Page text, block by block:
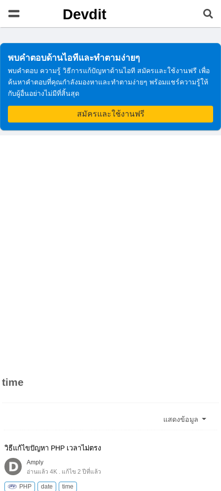
Devdit
พบคำตอบด้านไอทีและทำตามง่ายๆ
พบคำตอบ ความรู้ วิธีการแก้ปัญหาด้านไอที สมัครและใช้งานฟรี เพื่อ
ค้นหาคำตอบที่คุณกำลังมองหาและทำตามง่ายๆ พร้อมแชร์ความรู้ให้
กับผู้อื่นอย่างไม่มีที่สิ้นสุด
สมัครและใช้งานฟรี
time
แสดงข้อมูล
วิธีแก้ไขปัญหา PHP เวลาไม่ตรง
Amply
อ่านแล้ว 4K . แก้ไข 2 ปีที่แล้ว
PHP date time